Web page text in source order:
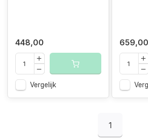
448,00
Vergelijk
659,00
1